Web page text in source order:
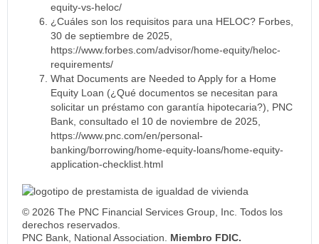
equity-vs-heloc/
¿Cuáles son los requisitos para una HELOC? Forbes,
30 de septiembre de 2025,
https://www.forbes.com/advisor/home-equity/heloc-
requirements/
What Documents are Needed to Apply for a Home
Equity Loan (¿Qué documentos se necesitan para
solicitar un préstamo con garantía hipotecaria?), PNC
Bank, consultado el 10 de noviembre de 2025,
https://www.pnc.com/en/personal-
banking/borrowing/home-equity-loans/home-equity-
application-checklist.html
© 2026 The PNC Financial Services Group, Inc. Todos los
derechos reservados.
PNC Bank, National Association. Miembro FDIC.